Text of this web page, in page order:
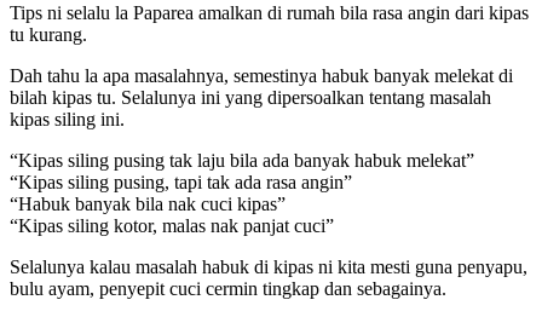
Tips ni selalu la Paparea amalkan di rumah bila rasa angin dari kipas
tu kurang.
Dah tahu la apa masalahnya, semestinya habuk banyak melekat di
bilah kipas tu. Selalunya ini yang dipersoalkan tentang masalah
kipas siling ini.
“Kipas siling pusing tak laju bila ada banyak habuk melekat”
“Kipas siling pusing, tapi tak ada rasa angin”
“Habuk banyak bila nak cuci kipas”
“Kipas siling kotor, malas nak panjat cuci”
Selalunya kalau masalah habuk di kipas ni kita mesti guna penyapu,
bulu ayam, penyepit cuci cermin tingkap dan sebagainya.